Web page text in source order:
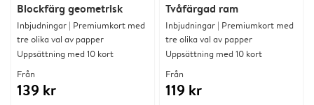
Blockfärg geometrisk
Inbjudningar | Premiumkort med
tre olika val av papper
Uppsättning med 10 kort
Från
139 kr
Tvåfärgad ram
Inbjudningar | Premiumkort med
tre olika val av papper
Uppsättning med 10 kort
Från
119 kr